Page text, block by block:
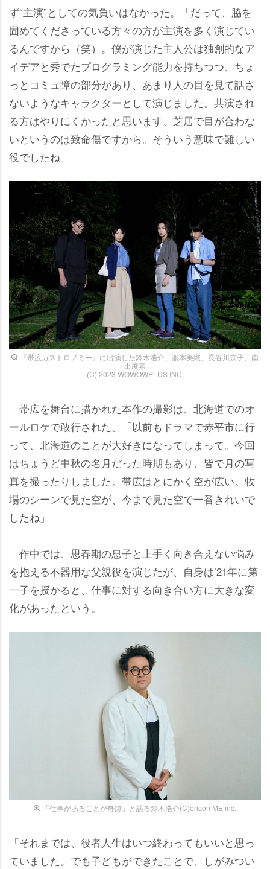
ず“主演”としての気負いはなかった。「だって、脇を
固めてくださっている方々の方が主演を多く演じてい
るんですから（笑）。僕が演じた主人公は独創的なア
イデアと秀でたプログラミング能力を持ちつつ、ちょ
っとコミュ障の部分があり、あまり人の目を見て話さ
ないようなキャラクターとして演じました。共演され
る方はやりにくかったと思います、芝居で目が合わな
いというのは致命傷ですから。そういう意味で難しい
役でしたね」
『帯広ガストロノミー』に出演した鈴木浩介、瀧本美織、長谷川京子、南
出凌嘉
(C) 2023 WOWOWPLUS INC.
帯広を舞台に描かれた本作の撮影は、北海道でのオ
ールロケで敢行された。「以前もドラマで赤平市に行
って、北海道のことが大好きになってしまって。今回
はちょうど中秋の名月だった時期もあり、皆で月の写
真を撮ったりしました。帯広はとにかく空が広い。牧
場のシーンで見た空が、今まで見た空で一番きれいで
したね」
作中では、思春期の息子と上手く向き合えない悩み
を抱える不器用な父親役を演じたが、自身は’21年に第
一子を授かると、仕事に対する向き合い方に大きな変
化があったという。
「仕事があることが奇跡」と語る鈴木浩介(C)oricon ME inc.
「それまでは、役者人生はいつ終わってもいいと思っ
ていました。でも子どもができたことで、しがみつい